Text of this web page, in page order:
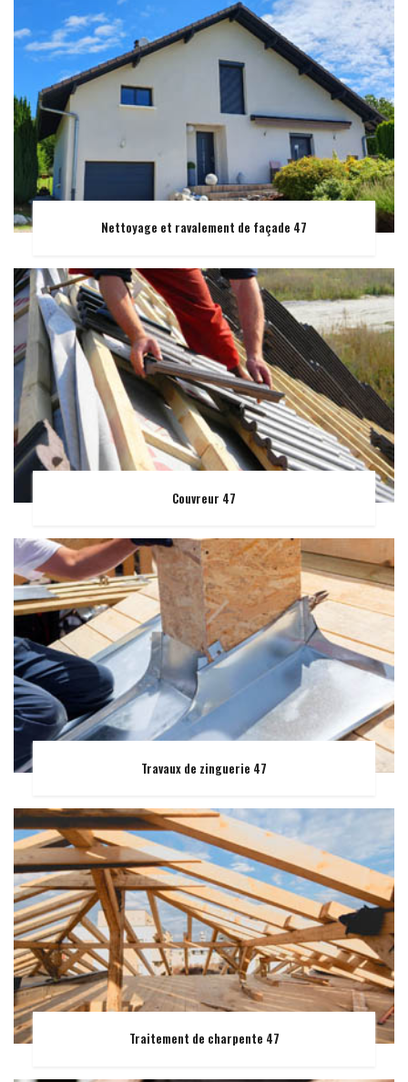
Nettoyage et ravalement de façade 47
Couvreur 47
Travaux de zinguerie 47
Traitement de charpente 47